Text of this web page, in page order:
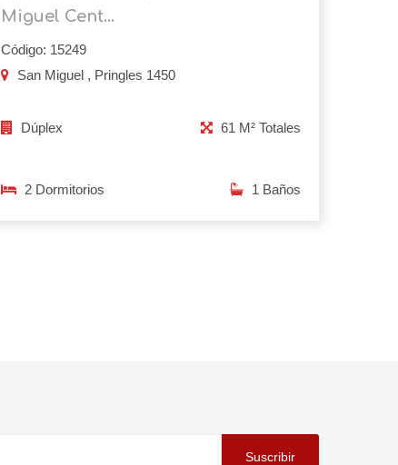
Miguel Cent...
Código: 15249
San Miguel , Pringles 1450
Dúplex 61 M² Totales
2 Dormitorios 1 Baños
Suscribir